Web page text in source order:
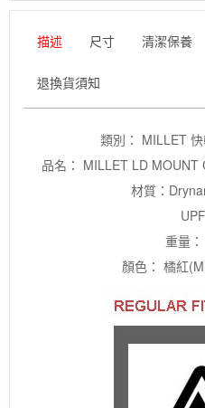
外
褲/UPF50
描述 尺寸 清潔保養
退換貨須知
類別： MILLET
品名： MILLET LD MOUNT
材質：
重量
顏色： 橘紅